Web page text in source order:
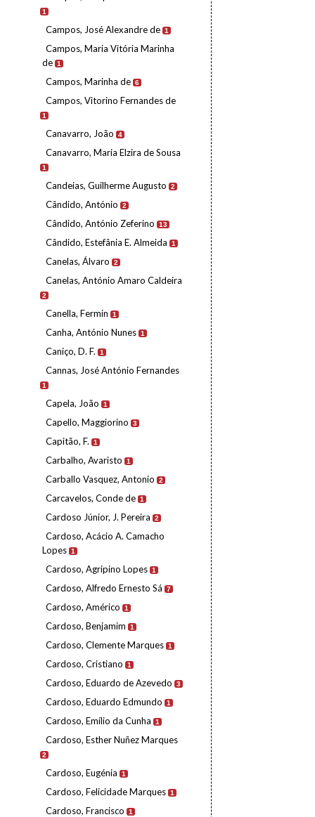
1
Campos, José Alexandre de 1
Campos, Maria Vitória Marinha
de 1
Campos, Marinha de 6
Campos, Vitorino Fernandes de
1
Canavarro, João 4
Canavarro, Maria Elzira de Sousa
1
Candeias, Guilherme Augusto 2
Cândido, António 2
Cândido, António Zeferino 13
Cândido, Estefânia E. Almeida 1
Canelas, Álvaro 2
Canelas, António Amaro Caldeira
2
Canella, Fermin 1
Canha, António Nunes 1
Caniço, D. F. 1
Cannas, José António Fernandes
1
Capela, João 1
Capello, Maggiorino 3
Capitão, F. 1
Carbalho, Avaristo 1
Carballo Vasquez, Antonio 2
Carcavelos, Conde de 1
Cardoso Júnior, J. Pereira 2
Cardoso, Acácio A. Camacho
Lopes 1
Cardoso, Agripino Lopes 1
Cardoso, Alfredo Ernesto Sá 7
Cardoso, Américo 1
Cardoso, Benjamim 1
Cardoso, Clemente Marques 1
Cardoso, Cristiano 1
Cardoso, Eduardo de Azevedo 3
Cardoso, Eduardo Edmundo 1
Cardoso, Emílio da Cunha 1
Cardoso, Esther Nuñez Marques
2
Cardoso, Eugénia 1
Cardoso, Felicidade Marques 1
Cardoso, Francisco 1